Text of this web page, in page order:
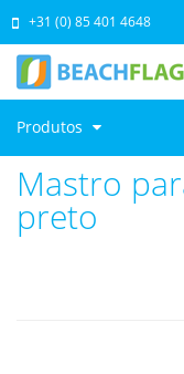
Produtos
+31 (0) 85 401 4648
Mastro
preto